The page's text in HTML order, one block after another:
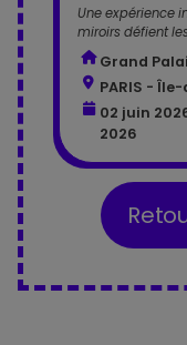
Une expérience
miroirs défient
Grand
PARIS -
02 juin
2026